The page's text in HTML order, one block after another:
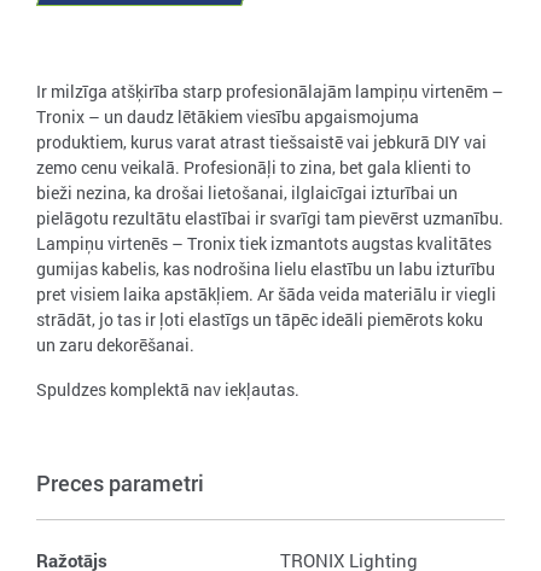
Ir milzīga atšķirība starp profesionālajām lampiņu virtenēm –
Tronix – un daudz lētākiem viesību apgaismojuma
produktiem, kurus varat atrast tiešsaistē vai jebkurā DIY vai
zemo cenu veikalā. Profesionāļi to zina, bet gala klienti to
bieži nezina, ka drošai lietošanai, ilglaicīgai izturībai un
pielāgotu rezultātu elastībai ir svarīgi tam pievērst uzmanību.
Lampiņu virtenēs – Tronix tiek izmantots augstas kvalitātes
gumijas kabelis, kas nodrošina lielu elastību un labu izturību
pret visiem laika apstākļiem. Ar šāda veida materiālu ir viegli
strādāt, jo tas ir ļoti elastīgs un tāpēc ideāli piemērots koku
un zaru dekorēšanai.
Spuldzes komplektā nav iekļautas.
Preces parametri
Ražotājs
TRONIX Lighting